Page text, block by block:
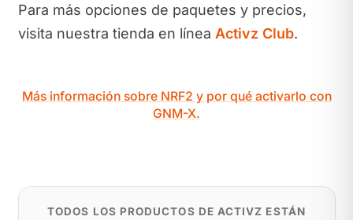
Para más opciones de paquetes y precios,
visita nuestra tienda en línea Activz Club.
Más información sobre NRF2 y por qué activarlo con
GNM-X.
TODOS LOS PRODUCTOS DE ACTIVZ ESTÁN